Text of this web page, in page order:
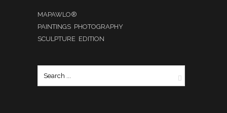
MAPAWLO®
PAINTINGS PHOTOGRAPHY
SCULPTURE EDITION